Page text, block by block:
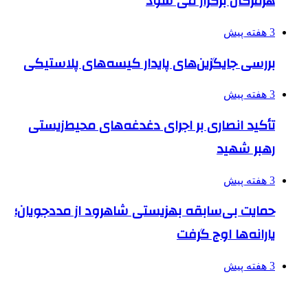
3 هفته پیش
بررسی جایگزین‌های پایدار کیسه‌های پلاستیکی
3 هفته پیش
تأکید انصاری بر اجرای دغدغه‌های محیط‌زیستی
رهبر شهید
3 هفته پیش
حمایت بی‌سابقه بهزیستی شاهرود از مددجویان؛
یارانه‌ها اوج گرفت
3 هفته پیش